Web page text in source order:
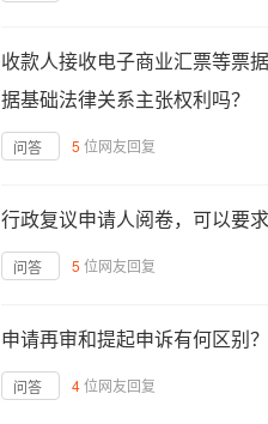
收款人接收电子商业汇票等票
据基础法律关系主张权利吗？
问答 5 位网友回复
行政复议申请人阅卷，可以要
问答 5 位网友回复
申请再审和提起申诉有何区别？
问答 4位网友回复